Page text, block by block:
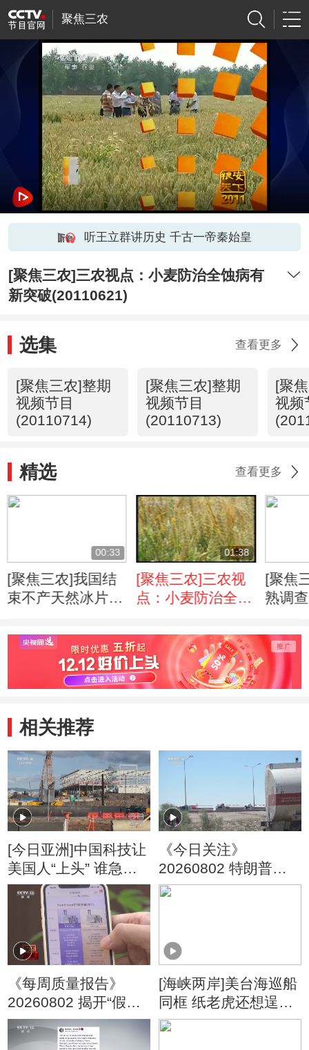
聚焦三农
听王立群讲历史 千古一帝秦始皇
[聚焦三农]三农视点：小麦防治全蚀病有
新突破(20110621)
选集 查看更多
[聚焦三农]整期
视频节目
(20110714)
[聚焦三农]整期
视频节目
(20110713)
[聚
视频
精选 查看更多
00:33
[聚焦三农]我国结
束不产天然冰片历
01:38
[聚焦三农]三农视
点：小麦防治全蚀
(20110621)
[聚焦
熟调
相关推荐
[今日亚洲]中国科技让
美国人“上头” 谁急
了？
《今日关注》
20260802 特朗普叫
停“最大规模”打击 伊
《每周质量报告》
20260802 揭开“假洋
牌”的真面目
[海峡两岸]美台海巡船
同框 纸老虎还想逞
威？